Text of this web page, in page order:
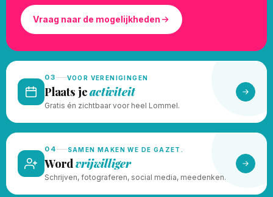
Vraag naar de mogelijkheden
03 VOOR VERENIGINGEN
Plaats jeactiviteit
Gratis én zichtbaar voor heel Lommel.
04 SAMEN MAKEN WE DE GAZET.
Wordvrijwilliger
Schrijven, fotograferen, social media, meedenken.